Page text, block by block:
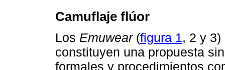
Camuflaje flúor
Los Emuwear(figura 1, 2 y
constituyen una propuesta
formales y procedimientos